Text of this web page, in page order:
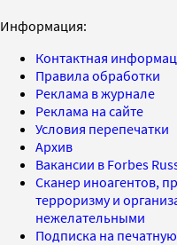
Информация:
Контактная
Правила обработки
Реклама в журнале
Реклама на сайте
Условия перепечатки
Архив
Вакансии в Forbes
Сканер иноагентов,
терроризму и
нежелательными
Подписка на